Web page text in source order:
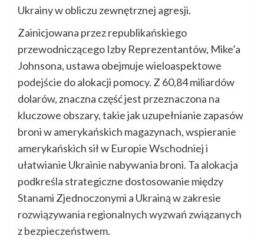
Ukrainy w obliczu zewnętrznej agresji.
Zainicjowana przez republikańskiego
przewodniczącego Izby Reprezentantów, Mike’a
Johnsona, ustawa obejmuje wieloaspektowe
podejście do alokacji pomocy. Z 60,84 miliardów
dolarów, znaczna część jest przeznaczona na
kluczowe obszary, takie jak uzupełnianie zapasów
broni w amerykańskich magazynach, wspieranie
amerykańskich sił w Europie Wschodniej i
ułatwianie Ukrainie nabywania broni. Ta alokacja
podkreśla strategiczne dostosowanie między
Stanami Zjednoczonymi a Ukrainą w zakresie
rozwiązywania regionalnych wyzwań związanych
z bezpieczeństwem.